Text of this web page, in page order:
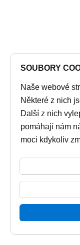
SOUBORY
Naše webové
Některé z nich
Další z nich
pomáhají nám
moci kdykoliv